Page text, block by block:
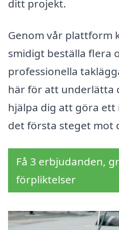
ditt projekt.
Genom vår plattform
smidigt beställa flera
professionella
här för att underlätta
hjälpa dig att göra ett
det första steget mot
Få 3 erbjudanden,
förpliktelser